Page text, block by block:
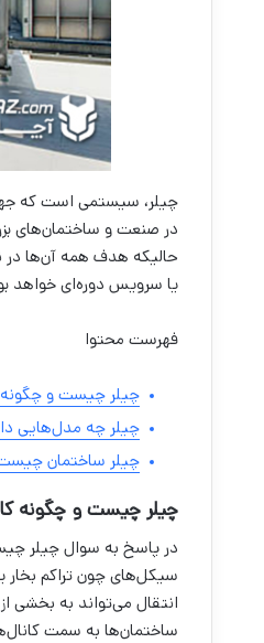
چیلر، سیستمی است که
در صنعت و ساختمان‌های
حالیکه هدف همه آن‌ها در
یا سرویس دوره‌ای خواهد
فهرست محتوا
چیلر چیست و چگونه
چیلر چه مدل‌هایی
چیلر ساختمان
چیلر چیست و چگونه
در پاسخ به سوال چیلر
سیکل‌های چون تراکم
انتقال می‌تواند به
ساختمان‌ها به سمت